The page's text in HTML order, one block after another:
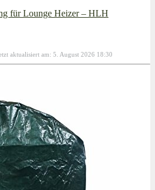
für Lounge Heizer – HLH
aktualisiert am: 5. August 2026 18:30